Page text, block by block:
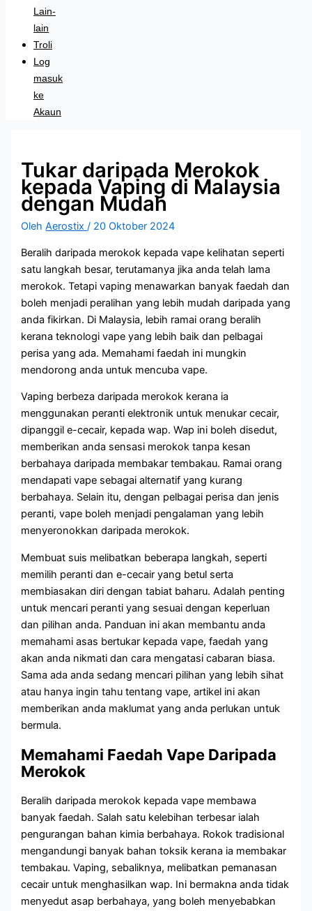
Lain-
lain
Troli
Log
masuk
ke
Akaun
Tukar daripada Merokok
kepada Vaping di Malaysia
dengan Mudah
OlehAerostix/ 20 Oktober 2024
Beralih daripada merokok kepada vape kelihatan seperti
satu langkah besar, terutamanya jika anda telah lama
merokok. Tetapi vaping menawarkan banyak faedah dan
boleh menjadi peralihan yang lebih mudah daripada yang
anda fikirkan. Di Malaysia, lebih ramai orang beralih
kerana teknologi vape yang lebih baik dan pelbagai
perisa yang ada. Memahami faedah ini mungkin
mendorong anda untuk mencuba vape.
Vaping berbeza daripada merokok kerana ia
menggunakan peranti elektronik untuk menukar cecair,
dipanggil e-cecair, kepada wap. Wap ini boleh disedut,
memberikan anda sensasi merokok tanpa kesan
berbahaya daripada membakar tembakau. Ramai orang
mendapati vape sebagai alternatif yang kurang
berbahaya. Selain itu, dengan pelbagai perisa dan jenis
peranti, vape boleh menjadi pengalaman yang lebih
menyeronokkan daripada merokok.
Membuat suis melibatkan beberapa langkah, seperti
memilih peranti dan e-cecair yang betul serta
membiasakan diri dengan tabiat baharu. Adalah penting
untuk mencari peranti yang sesuai dengan keperluan
dan pilihan anda. Panduan ini akan membantu anda
memahami asas bertukar kepada vape, faedah yang
akan anda nikmati dan cara mengatasi cabaran biasa.
Sama ada anda sedang mencari pilihan yang lebih sihat
atau hanya ingin tahu tentang vape, artikel ini akan
memberikan anda maklumat yang anda perlukan untuk
bermula.
Memahami Faedah Vape Daripada
Merokok
Beralih daripada merokok kepada vape membawa
banyak faedah. Salah satu kelebihan terbesar ialah
pengurangan bahan kimia berbahaya. Rokok tradisional
mengandungi banyak bahan toksik kerana ia membakar
tembakau. Vaping, sebaliknya, melibatkan pemanasan
cecair untuk menghasilkan wap. Ini bermakna anda tidak
menyedut asap berbahaya, yang boleh menyebabkan